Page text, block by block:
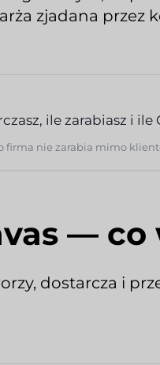
zjadana
ile zarabiasz i ile
firma nie zarabia mimo
—
dostarcza i